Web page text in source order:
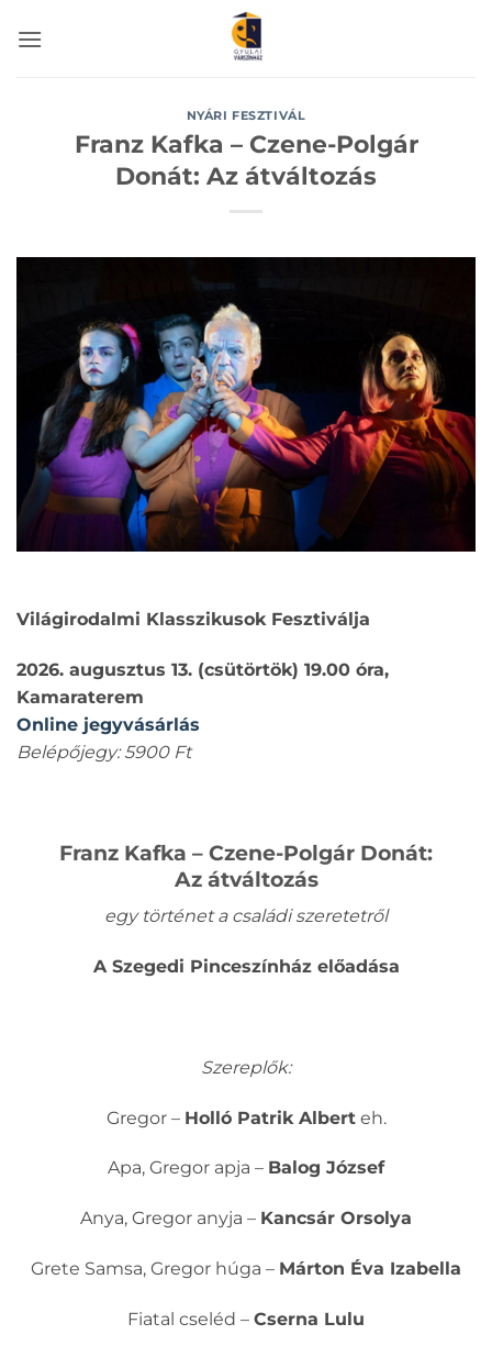
NYÁRI FESZTIVÁL
Franz Kafka – Czene-Polgár
Donát: Az átváltozás
Világirodalmi Klasszikusok Fesztiválja
2026. augusztus 13. (csütörtök) 19.00 óra,
Kamaraterem
Online jegyvásárlás
Belépőjegy: 5900 Ft
Franz Kafka – Czene-Polgár Donát:
Az átváltozás
egy történet a családi szeretetről
A Szegedi Pinceszínház előadása
Szereplők:
Gregor – Holló Patrik Alberteh.
Apa, Gregor apja – Balog József
Anya, Gregor anyja – Kancsár Orsolya
Grete Samsa, Gregor húga – Márton Éva Izabella
Fiatal cseléd – Cserna Lulu